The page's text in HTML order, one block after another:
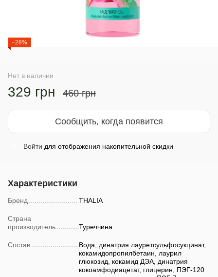
−28%
Нет в наличии
329 грн 460 грн
Сообщить, когда появится
Войти для отображения накопительной скидки
Характеристики
Бренд THALIA
Страна
производитель
Туреччина
Состав
Вода, динатрия лауретсульфосукцинат,
кокамидопропилбетаин, лаурил
глюкозид, кокамид ДЭА, динатрия
кокоамфодиацетат, глицерин, ПЭГ-120